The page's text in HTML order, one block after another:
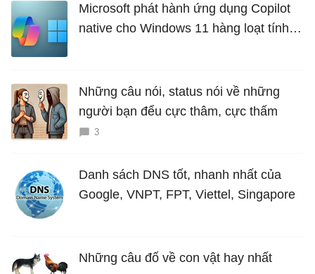
Microsoft phát hành ứng dụng Copilot
native cho Windows 11 hàng loạt tính
Những câu nói, status nói về những
người bạn đểu cực thâm, cực thấm
3
Danh sách DNS tốt, nhanh nhất của
Google, VNPT, FPT, Viettel, Singapore
Những câu đố về con vật hay nhất